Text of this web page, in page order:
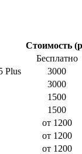
Стоимость
Бесплатно
Plus
3000
3000
1500
1500
от 1200
от 1200
от 1200